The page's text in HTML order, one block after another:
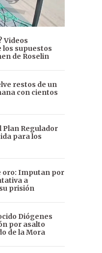
Videos
los supuestos
de Roselin
restos de un
con cientos
Plan Regulador
para los
oro: Imputan por
a
prisión
Diógenes
por asalto
de la Mora